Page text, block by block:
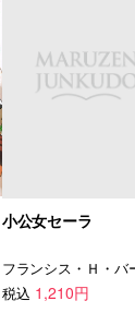
小公女セーラ
税込 1,210円